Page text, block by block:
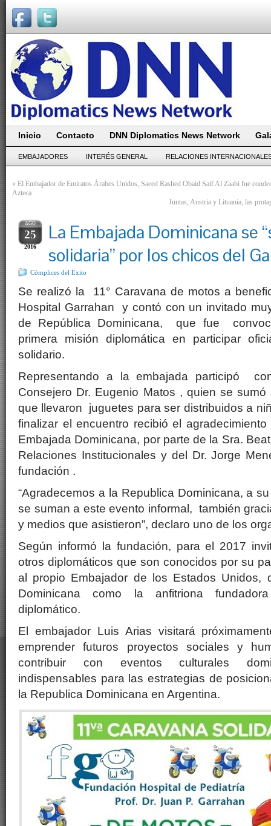
Inicio Contacto DNN Diplomatics News Network
EMBAJADORES INTERÉS GENERAL RELACIONES
« El Embajador de Emiratos Árabes Unidos, Saeed Rashed Obaid Saif Al Zaabi fue
Azteca
Juntas, Austria y Lituania, las
AGO
25
2016
La Embajada Dominicana se
solidaria” por los chicos del
Cómplices del Ëxito
Se realizó la 11° Caravana de motos a
Hospital Garrahan y contó con un invitado
de República Dominicana, que fue
primera misión diplomática en participar
solidario.
Representando a la embajada participó
Consejero Dr. Eugenio Matos , quien se
que llevaron juguetes para ser distribuidos a
finalizar el encuentro recibió el
Embajada Dominicana, por parte de la Sra.
Relaciones Institucionales y del Dr. Jorge
fundación .
“Agradecemos a la Republica Dominicana, a
se suman a este evento informal, también
y medios que asistieron”, declaro uno de los
Según informó la fundación, para el 2017
otros diplomáticos que son conocidos por su
al propio Embajador de los Estados Unidos,
Dominicana como la anfitriona
diplomático.
El embajador Luis Arias visitará
emprender futuros proyectos sociales y
contribuir con eventos culturales
indispensables para las estrategias de
la Republica Dominicana en Argentina.